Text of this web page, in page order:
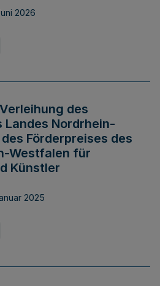
2026
des
Landes Nordrhein-
Förderpreises des
Westfalen für
Künstler
2025